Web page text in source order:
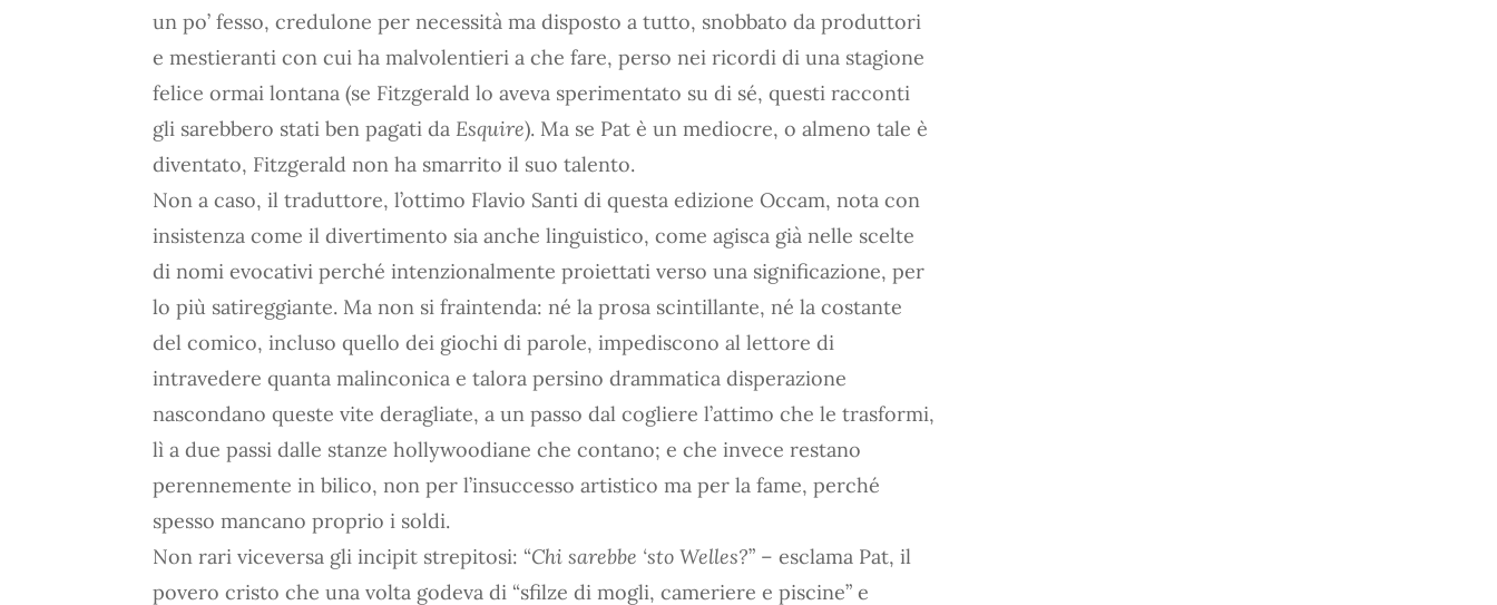
un po’ fesso, credulone per necessità ma disposto a tutto, snobbato da produttori
e mestieranti con cui ha malvolentieri a che fare, perso nei ricordi di una stagione
felice ormai lontana (se Fitzgerald lo aveva sperimentato su di sé, questi racconti
gli sarebbero stati ben pagati da Esquire). Ma se Pat è un mediocre, o almeno tale è
diventato, Fitzgerald non ha smarrito il suo talento.
Non a caso, il traduttore, l’ottimo Flavio Santi di questa edizione Occam, nota con
insistenza come il divertimento sia anche linguistico, come agisca già nelle scelte
di nomi evocativi perché intenzionalmente proiettati verso una significazione, per
lo più satireggiante. Ma non si fraintenda: né la prosa scintillante, né la costante
del comico, incluso quello dei giochi di parole, impediscono al lettore di
intravedere quanta malinconica e talora persino drammatica disperazione
nascondano queste vite deragliate, a un passo dal cogliere l’attimo che le trasformi,
lì a due passi dalle stanze hollywoodiane che contano; e che invece restano
perennemente in bilico, non per l’insuccesso artistico ma per la fame, perché
spesso mancano proprio i soldi.
Non rari viceversa gli incipit strepitosi: “Chi sarebbe ‘sto Welles?” – esclama Pat, il
povero cristo che una volta godeva di “sfilze di mogli, cameriere e piscine” e